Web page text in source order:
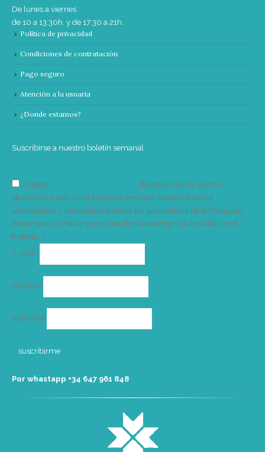
De lunes a viernes
de 10 a 13:30h. y de 17:30 a 21h.
Política de privacidad
Condiciones de contratación
Pago seguro
Atención a la usuaria
¿Donde estamos?
Suscribirse a nuestro boletín semanal
Acepto
Su dirección de correo
electrónico solo se utiliza para enviarle nuestro boletín
informativo e información sobre las actividades de la Vorágine.
Puede usar el enlace para cancelar la suscripción incluido en el
boletín. >
E-mail*
Nombre
Apellidos
Por whastapp +34 ‭647 961 848‬